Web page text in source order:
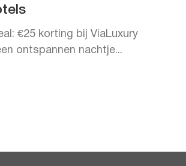
€25 korting bij ViaLuxury
ontspannen nachtje...